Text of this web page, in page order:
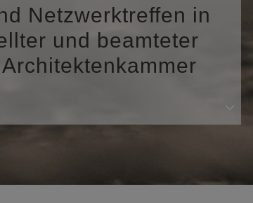
Netzwerktreffen in
und beamteter